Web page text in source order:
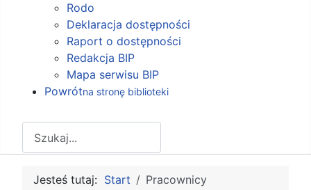
Rodo
Deklaracja dostępności
Raport o dostępności
Redakcja BIP
Mapa serwisu BIP
Powrótna stronę biblioteki
Jesteś tutaj: Start Pracownicy